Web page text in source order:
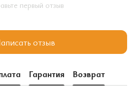
первый отзыв
отзыв
Гарантия Возврат